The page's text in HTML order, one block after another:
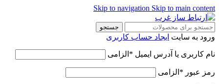
Skip to navigation Skip to main content
جستجو
ورود به سایت ایجاد حساب کاربری
نام کاربری یا آدرس ایمیل * الزامی
رمز عبور * الزامی